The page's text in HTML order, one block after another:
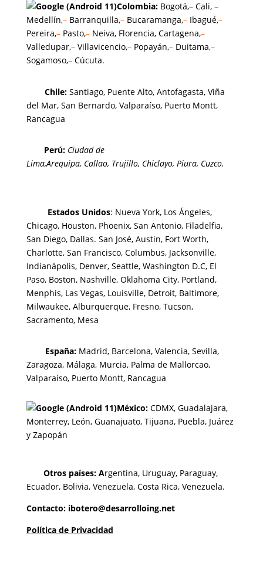
Colombia: Bogotá,– Cali, –
Medellín,– Barranquilla,–Bucaramanga,– Ibagué,–
Pereira,–Pasto,– Neiva, Florencia, Cartagena,–
Valledupar,–Villavicencio,– Popayán,– Duitama,–
Sogamoso,– Cúcuta.
Chile: Santiago, Puente Alto, Antofagasta,Viña
del Mar, San Bernardo, Valparaíso, Puerto Montt,
Rancagua
Perú: Ciudad de
Lima,Arequipa, Callao, Trujillo, Chiclayo, Piura, Cuzco.
Estados Unidos: Nueva York, Los Ángeles,
Chicago, Houston, Phoenix, San Antonio, Filadelfia,
San Diego, Dallas. San José, Austin, Fort Worth,
Charlotte, San Francisco, Columbus, Jacksonville,
Indianápolis, Denver, Seattle, Washington D.C, El
Paso, Boston, Nashville, Oklahoma City, Portland,
Menphis, Las Vegas, Louisville, Detroit, Baltimore,
Milwaukee, Alburquerque, Fresno, Tucson,
Sacramento, Mesa
España:Madrid, Barcelona, Valencia, Sevilla,
Zaragoza, Málaga, Murcia, Palma de Mallorcao,
Valparaíso, Puerto Montt, Rancagua
México: CDMX,Guadalajara,
Monterrey, León, Guanajuato, Tijuana, Puebla,Juárez
y Zapopán
Otros países: Argentina, Uruguay, Paraguay,
Ecuador, Bolivia, Venezuela, Costa Rica, Venezuela.
Contacto: ibotero@desarrolloing.net
Política de Privacidad